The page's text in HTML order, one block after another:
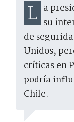
La presidenta Keiko Fujimori expresó su
de
Unidos,
críticas en
podría
Chile.